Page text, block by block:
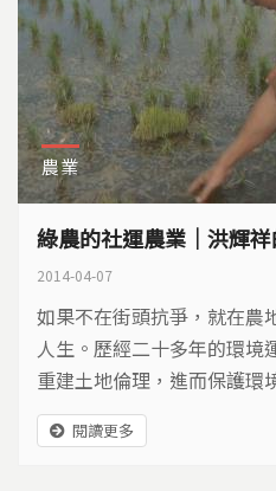
農業
綠農的社運農業｜洪輝
2014-04-07
如果不在街頭抗爭，就在農
人生。歷經二十多年的環境
重建土地倫理，進而保護環
工程…
閱讀更多